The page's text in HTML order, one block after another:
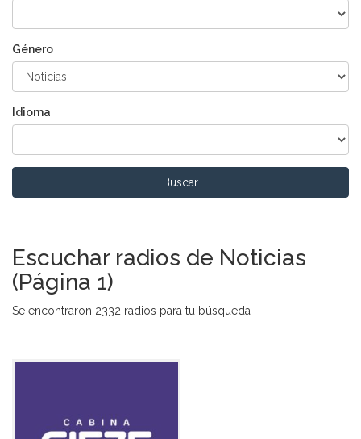
Género
Idioma
Buscar
Escuchar radios de Noticias
(Página 1)
Se encontraron 2332 radios para tu búsqueda